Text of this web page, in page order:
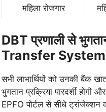
महिला रोजगार
DBT प्रणाली से
Transfer
सभी लाभार्थियों को उनकी बैंक
भुगतान प्रक्रिया पारदर्शी होगी
EPFO पोर्टल से सीधे ट्रांजेक्शन